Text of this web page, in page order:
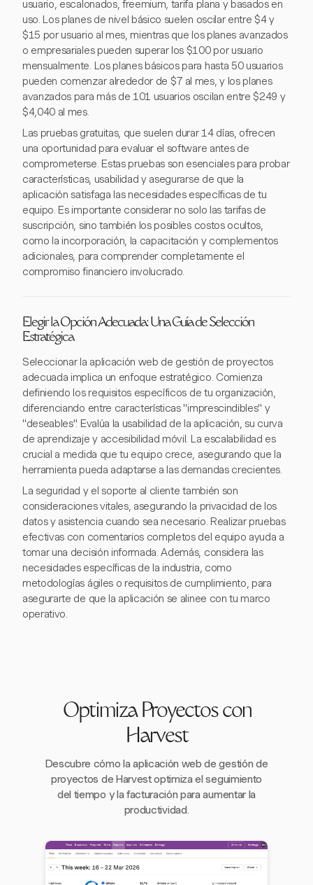
usuario, escalonados, freemium, tarifa plana y basados en
uso. Los planes de nivel básico suelen oscilar entre $4 y
$15 por usuario al mes, mientras que los planes avanzados
o empresariales pueden superar los $100 por usuario
mensualmente. Los planes básicos para hasta 50 usuarios
pueden comenzar alrededor de $7 al mes, y los planes
avanzados para más de 101 usuarios oscilan entre $249 y
$4,040 al mes.
Las pruebas gratuitas, que suelen durar 14 días, ofrecen
una oportunidad para evaluar el software antes de
comprometerse. Estas pruebas son esenciales para probar
características, usabilidad y asegurarse de que la
aplicación satisfaga las necesidades específicas de tu
equipo. Es importante considerar no solo las tarifas de
suscripción, sino también los posibles costos ocultos,
como la incorporación, la capacitación y complementos
adicionales, para comprender completamente el
compromiso financiero involucrado.
Elegir la Opción Adecuada: Una Guía de Selección
Estratégica
Seleccionar la aplicación web de gestión de proyectos
adecuada implica un enfoque estratégico. Comienza
definiendo los requisitos específicos de tu organización,
diferenciando entre características "imprescindibles" y
"deseables". Evalúa la usabilidad de la aplicación, su curva
de aprendizaje y accesibilidad móvil. La escalabilidad es
crucial a medida que tu equipo crece, asegurando que la
herramienta pueda adaptarse a las demandas crecientes.
La seguridad y el soporte al cliente también son
consideraciones vitales, asegurando la privacidad de los
datos y asistencia cuando sea necesario. Realizar pruebas
efectivas con comentarios completos del equipo ayuda a
tomar una decisión informada. Además, considera las
necesidades específicas de la industria, como
metodologías ágiles o requisitos de cumplimiento, para
asegurarte de que la aplicación se alinee con tu marco
operativo.
Optimiza Proyectos con
Harvest
Descubre cómo la aplicación web de gestión de
proyectos de Harvest optimiza el seguimiento
del tiempo y la facturación para aumentar la
productividad.